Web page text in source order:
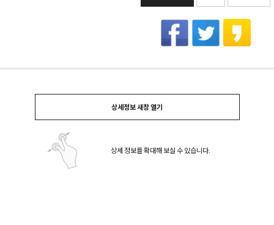
상세정보 새창 열기
상세 정보를 확대해 보실 수 있습니다.